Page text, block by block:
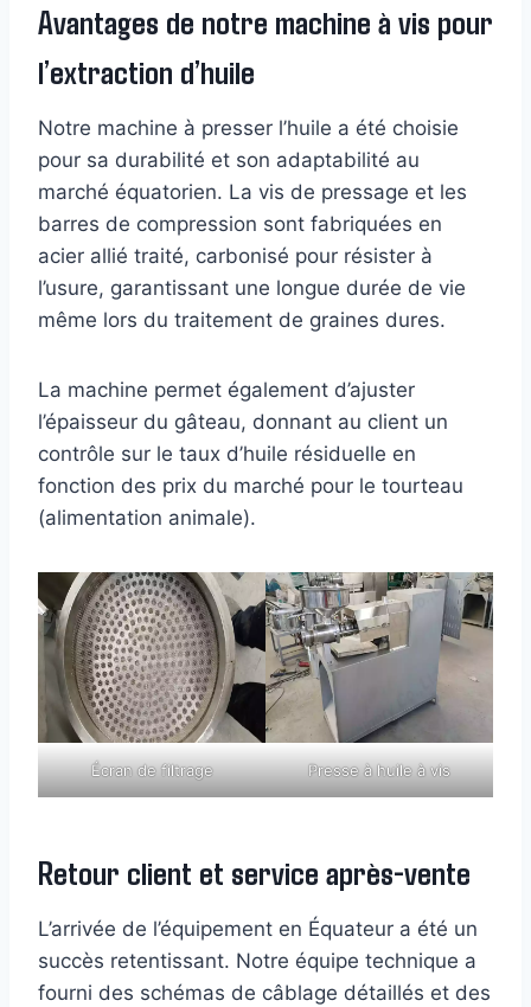
Avantages de notre machine à vis pour
l’extraction d’huile
Notre machine à presser l’huile a été choisie
pour sa durabilité et son adaptabilité au
marché équatorien. La vis de pressage et les
barres de compression sont fabriquées en
acier allié traité, carbonisé pour résister à
l’usure, garantissant une longue durée de vie
même lors du traitement de graines dures.
La machine permet également d’ajuster
l’épaisseur du gâteau, donnant au client un
contrôle sur le taux d’huile résiduelle en
fonction des prix du marché pour le tourteau
(alimentation animale).
Écran de filtrage Presse à huile à vis
Retour client et service après-vente
L’arrivée de l’équipement en Équateur a été un
succès retentissant. Notre équipe technique a
fourni des schémas de câblage détaillés et des